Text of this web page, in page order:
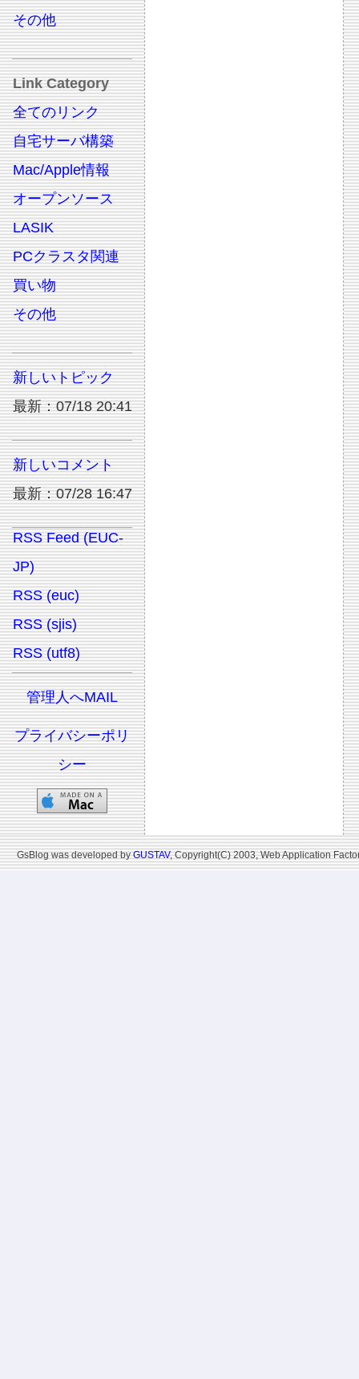
その他
Link Category
全てのリンク
自宅サーバ構築
Mac/Apple情報
オープンソース
LASIK
PCクラスタ関連
買い物
その他
新しいトピック
最新：07/18 20:41
新しいコメント
最新：07/28 16:47
RSS Feed (EUC-
JP)
RSS (euc)
RSS (sjis)
RSS (utf8)
管理人へMAIL
プライバシーポリ
シー
GsBlog was developed byGUSTAV, Copyright(C) 2003, Web Application